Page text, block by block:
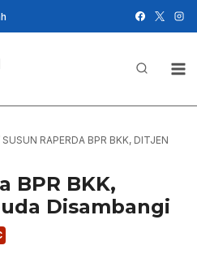
SUSUN RAPERDA BPR BKK, DITJEN
BPR BKK,
Disambangi